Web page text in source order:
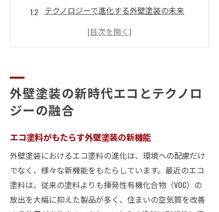
テクノロジーで進化する外壁塗装の未来
エコとテクノロジーの相乗効果
環境に優しい外壁塗装で未来を守る方法
エコ塗料の選び方とその効果
エネルギー効率を高める外壁塗装のアイデ
ア
持続可能な社会のための外壁塗装
未来を見据えたエコプロジェクト事例
外壁塗装が地球に優しい理由
外壁塗装の新時代エコとテクノロ
ジーの融合
エコ塗料がもたらす外壁塗装の新機能
外壁塗装におけるエコ塗料の進化は、環境への配慮だけ
でなく、様々な新機能をもたらしています。最近のエコ
塗料は、従来の塗料よりも揮発性有機化合物（VOC）の
放出を大幅に抑えた製品が多く、住まいの空気質を改善